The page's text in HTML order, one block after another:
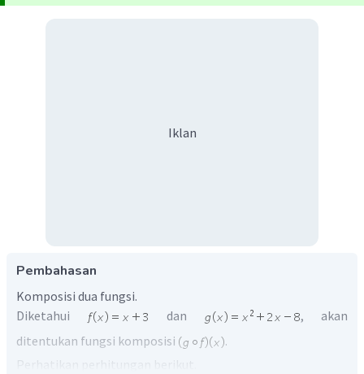
Iklan
Pembahasan
Komposisi dua fungsi.
Diketahui
dan
, akan
ditentukan fungsi komposisi
.